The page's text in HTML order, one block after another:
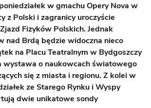
w gmachu Opery Nova w
z Polski i zagranicy uroczyście
Fizyków Polskich. Jednak
nad Brdą będzie widoczna nieco
na Placu Teatralnym w Bydgoszczy
o naukowcach światowego
się z miasta i regionu. Z kolei w
ze Starego Rynku i Wyspy
dwie unikatowe sondy